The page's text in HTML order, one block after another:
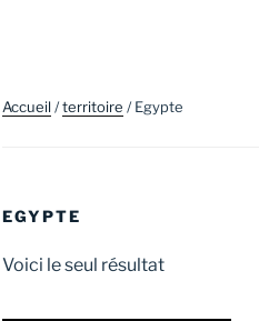
Accueil/territoire / Egypte
EGYPTE
Voici le seul résultat